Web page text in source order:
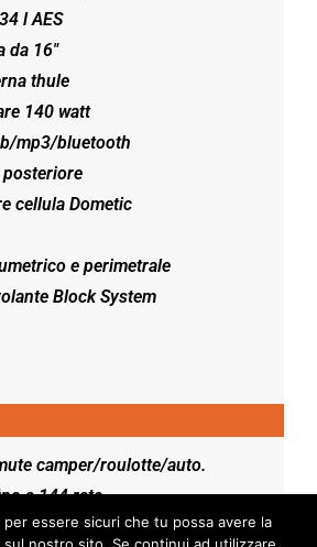
l AES
da 16″
thule
140 watt
mp3/bluetooth
posteriore
cellula Dometic
e perimetrale
Block System
camper/roulotte/auto.
a 144 rate
59 mini rate e maxi rata.
per essere sicuri che tu possa avere la